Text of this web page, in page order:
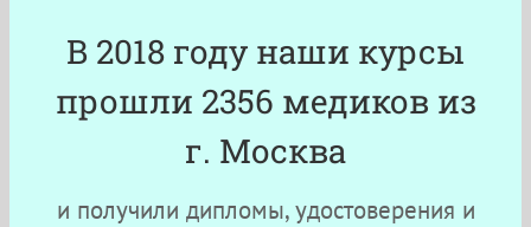
В 2018 году наши курсы
прошли 2356 медиков из
г. Москва
и получили дипломы, удостоверения и